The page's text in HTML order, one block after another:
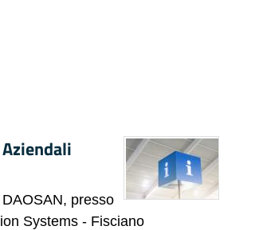
presso
Systems - Fisciano